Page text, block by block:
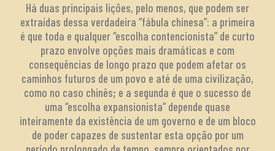
Há duas principais lições, pelo menos, que podem ser
extraídas dessa verdadeira “fábula chinesa”: a primeira
é que toda e qualquer “escolha contencionista” de curto
prazo envolve opções mais dramáticas e com
consequências de longo prazo que podem afetar os
caminhos futuros de um povo e até de uma civilização,
como no caso chinês; e a segunda é que o sucesso de
uma “escolha expansionista” depende quase
inteiramente da existência de um governo e de um bloco
de poder capazes de sustentar esta opção por um